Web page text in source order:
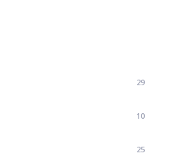
29
10
25